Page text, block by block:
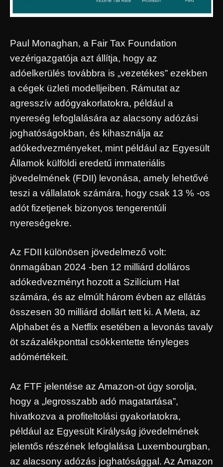
Paul Monaghan, a Fair Tax Foundation
vezérigazgatója azt állítja, hogy az
adóelkerülés továbbra is „vezetékes” ezekben
a cégek üzleti modelljeiben. Rámutat az
agresszív adógyakorlatokra, például a
nyereség lefoglalására az alacsony adózási
joghatóságokban, és kihasználja az
adókedvezményeket, mint például az Egyesült
Államok külföldi eredetű immateriális
jövedelmének (FDII) levonása, amely lehetővé
teszi a vállalatok számára, hogy csak 13 % -os
adót fizetjenek bizonyos tengerentúli
nyereségekre.
Az FDII különösen jövedelmező volt:
önmagában 2024 -ben 12 milliárd dolláros
adókedvezményt hozott a Szilícium Hat
számára, és az elmúlt három évben az ellátás
összesen 30 milliárd dollárt tett ki. A Meta, az
Alphabet és a Netflix esetében a levonás tavaly
öt százalékponttal csökkentette tényleges
adómértékeit.
Az FTF jelentése az Amazon-ot úgy sorolja,
hogy a „legrosszabb adó magatartása”,
hivatkozva a profiteltolási gyakorlatokra,
például az Egyesült Királyság jövedelmének
jelentős részének lefoglalása Luxembourgban,
az alacsony adózás joghatósággal. Az Amazon